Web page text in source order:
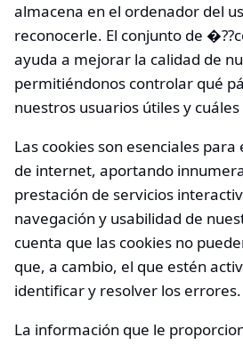
almacena en el ordenador del
reconocerle. El conjunto de
ayuda a mejorar la calidad de
permitiéndonos controlar qué
nuestros usuarios útiles y cuáles
Las cookies son esenciales
de internet, aportando
prestación de servicios
navegación y usabilidad de
cuenta que las cookies no
que, a cambio, el que estén
identificar y resolver los errores.
La información que le